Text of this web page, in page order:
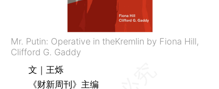
Mr. Putin: Operative in theKremlin by Fiona Hill,
Clifford G. Gaddy
文｜王烁
《财新周刊》主编